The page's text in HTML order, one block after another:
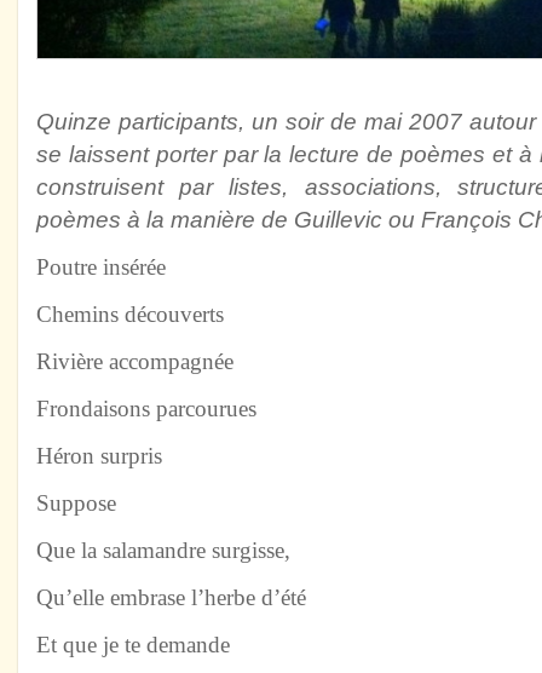
Quinze participants, un soir de mai 2007
se laissent porter par la lecture de poèmes et à
construisent par listes, associations,
poèmes à la manière de Guillevic ou François
Poutre insérée
Chemins découverts
Rivière accompagnée
Frondaisons parcourues
Héron surpris
Suppose
Que la salamandre surgisse,
Qu’elle embrase l’herbe d’été
Et que je te demande